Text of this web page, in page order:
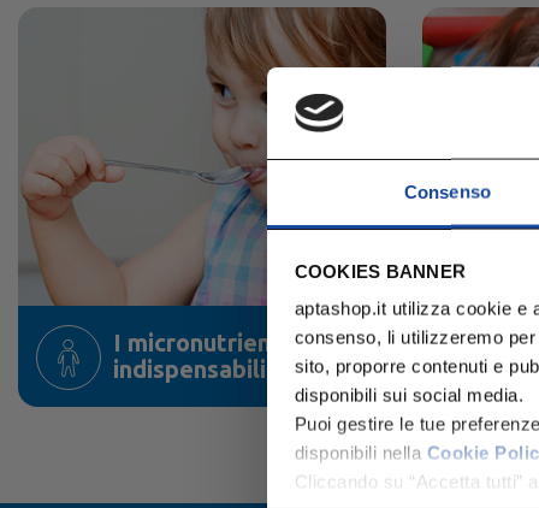
Consenso
COOKIES BANNER
aptashop.it utilizza cookie e
consenso, li utilizzeremo
sito, proporre contenuti e
disponibili sui social media.
Puoi gestire le tue
disponibili nella Cookie
Cliccando su “Accetta tutti”
I micronutrienti
indispensabili